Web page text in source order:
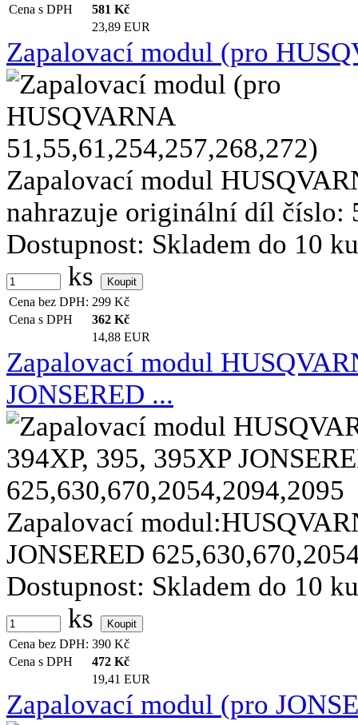
Cena s DPH
581 Kč
23,89 EUR
Zapalovací modul (pro
Zapalovací modul
nahrazuje originální díl číslo:
Dostupnost: Skladem do 10
ks
Cena bez DPH: 299 Kč
Cena s DPH
362 Kč
14,88 EUR
Zapalovací modul
JONSERED ...
Zapalovací
JONSERED
Dostupnost: Skladem do 10
ks
Cena bez DPH: 390 Kč
Cena s DPH
472 Kč
19,41 EUR
Zapalovací modul (pro